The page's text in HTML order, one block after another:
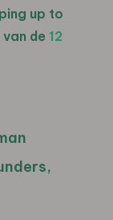
up to
van de 12